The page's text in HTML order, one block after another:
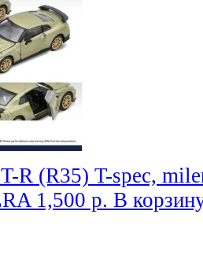
R (R35) T-spec,
1,500 р. В